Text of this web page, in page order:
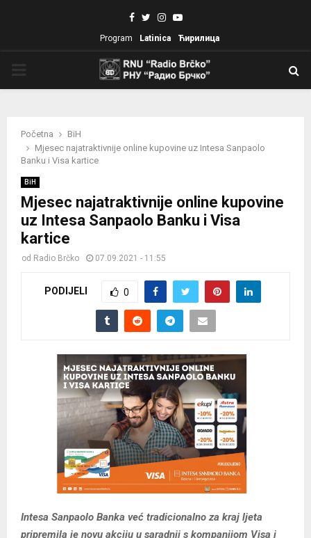
Facebook
TwitterInstagram
Youtube
Program Latinica Ћирилица
Početna
BiH
Mjesec najatraktivnije online kupovine uz Intesa Sanpaolo
Banku i Visa kartice
BiH
Mjesec najatraktivnije online kupovine
uz Intesa Sanpaolo Banku i Visa
kartice
od Radio Brčko 07.09.2021 - 11:55
PODIJELI 0
Intesa Sanpaolo Banka već tradicionalno za kraj ljeta
pripremila je novu akciju u saradnji s kompanijom Visa i